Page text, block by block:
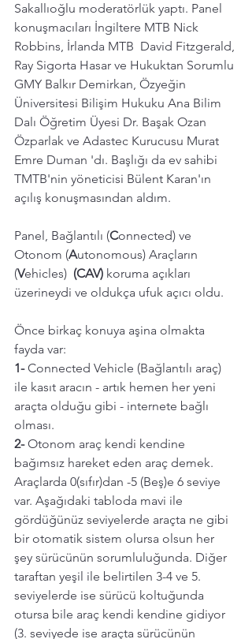
Sakallıoğlu moderatörlük yaptı. Panel
konuşmacıları İngiltere MTB Nick
Robbins, İrlanda MTB  David Fitzgerald,
Ray Sigorta Hasar ve Hukuktan Sorumlu
GMY Balkır Demirkan, Özyeğin
Üniversitesi Bilişim Hukuku Ana Bilim
Dalı Öğretim Üyesi Dr. Başak Ozan
Özparlak ve Adastec Kurucusu Murat
Emre Duman 'dı. Başlığı da ev sahibi
TMTB'nin yöneticisi Bülent Karan'ın
açılış konuşmasından aldım.
Panel, Bağlantılı (Connected) ve
Otonom (Autonomous) Araçların
(Vehicles) (CAV) koruma açıkları
üzerineydi ve oldukça ufuk açıcı oldu.
Önce birkaç konuya aşina olmakta
fayda var:
1- Connected Vehicle (Bağlantılı araç)
ile kasıt aracın - artık hemen her yeni
araçta olduğu gibi - internete bağlı
olması.
2- Otonom araç kendi kendine
bağımsız hareket eden araç demek.
Araçlarda 0(sıfır)dan -5 (Beş)e 6 seviye
var. Aşağıdaki tabloda mavi ile
gördüğünüz seviyelerde araçta ne gibi
bir otomatik sistem olursa olsun her
şey sürücünün sorumluluğunda. Diğer
taraftan yeşil ile belirtilen 3-4 ve 5.
seviyelerde ise sürücü koltuğunda
otursa bile araç kendi kendine gidiyor
(3. seviyede ise araçta sürücünün